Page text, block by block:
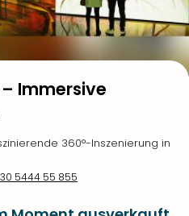
– Immersive
360°-Inszenierung in
5444 55 855